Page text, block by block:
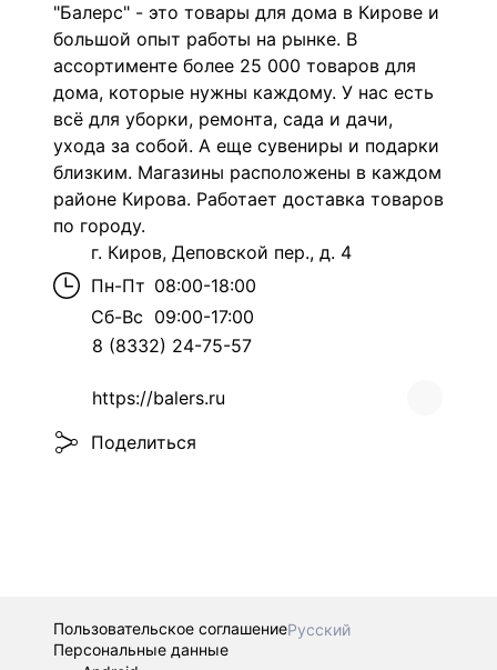
"Балерс" - это товары для дома в Кирове и
большой опыт работы на рынке. В
ассортименте более 25 000 товаров для
дома, которые нужны каждому. У нас есть
всё для уборки, ремонта, сада и дачи,
ухода за собой. А еще сувениры и подарки
близким. Магазины расположены в каждом
районе Кирова. Работает доставка товаров
по городу.
г. Киров, Деповской пер., д. 4
Пн-Пт 08:00-18:00
Сб-Вс 09:00-17:00
8 (8332) 24-75-57
https://balers.ru
Поделиться
Пользовательское соглашениеРусский
Персональные данные